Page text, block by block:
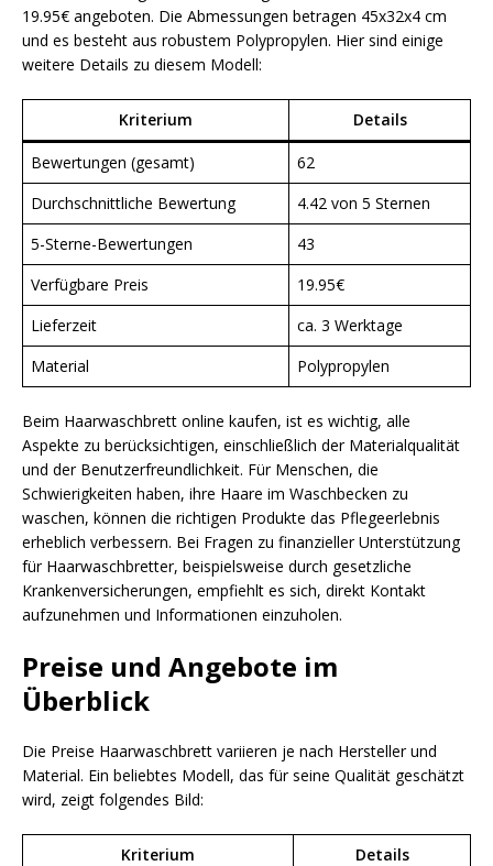
19.95€ angeboten. Die Abmessungen betragen 45x32x4 cm
und es besteht aus robustem Polypropylen. Hier sind einige
weitere Details zu diesem Modell:
Kriterium Details
Bewertungen (gesamt)
62
Durchschnittliche Bewertung
4.42 von 5 Sternen
5-Sterne-Bewertungen
43
Verfügbare Preis
19.95€
Lieferzeit
ca. 3 Werktage
Material
Polypropylen
Beim Haarwaschbrett online kaufen, ist es wichtig, alle
Aspekte zu berücksichtigen, einschließlich der Materialqualität
und der Benutzerfreundlichkeit. Für Menschen, die
Schwierigkeiten haben, ihre Haare im Waschbecken zu
waschen, können die richtigen Produkte das Pflegeerlebnis
erheblich verbessern. Bei Fragen zu finanzieller Unterstützung
für Haarwaschbretter, beispielsweise durch gesetzliche
Krankenversicherungen, empfiehlt es sich, direkt Kontakt
aufzunehmen und Informationen einzuholen.
Preise und Angebote im
Überblick
Die Preise Haarwaschbrett variieren je nach Hersteller und
Material. Ein beliebtes Modell, das für seine Qualität geschätzt
wird, zeigt folgendes Bild:
Kriterium Details